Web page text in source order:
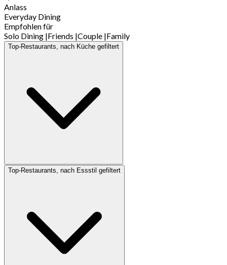
Anlass
Everyday Dining
Empfohlen für
Solo Dining |Friends |Couple |Family
Top-Restaurants, nach Küche gefiltert
Top-Restaurants, nach Essstil gefiltert